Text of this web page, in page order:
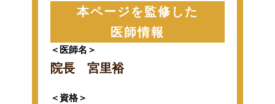
本ページを監修した
医師情報
＜医師名＞
院長 宮里裕
＜資格＞